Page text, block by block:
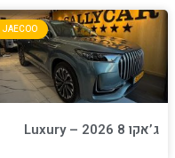
ג’אקו 7 פרימיום 2026